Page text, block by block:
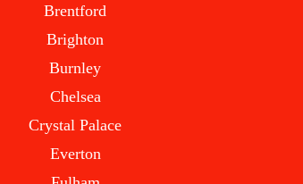
Brentford
Brighton
Burnley
Chelsea
Crystal Palace
Everton